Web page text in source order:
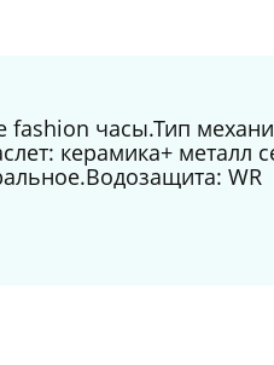
fashion часы.Тип
керамика+ металл
WR